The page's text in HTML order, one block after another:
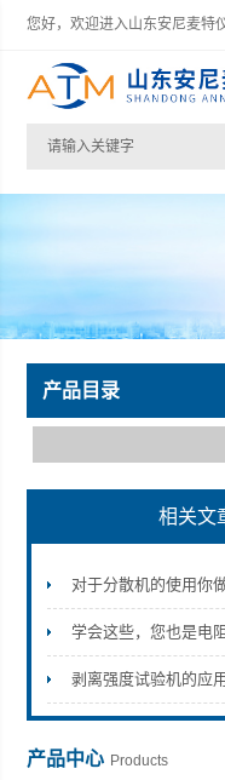
您好，欢迎进入山东安尼麦特
山东安尼麦特仪器有限公司
产品目录
相关文
对于分散机的使用你
学会这些，您也是电
剥离强度试验机的应
产品中心 Products